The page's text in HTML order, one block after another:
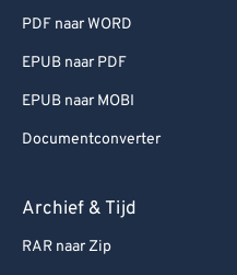
PDF naar WORD
EPUB naar PDF
EPUB naar MOBI
Documentconverter
Archief & Tijd
RAR naar Zip